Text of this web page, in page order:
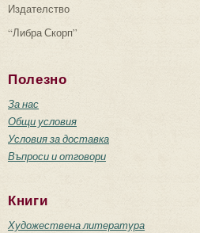
Издателство
“Либра Скорп”
Полезно
За нас
Общи условия
Условия за доставка
Въпроси и отговори
Книги
Художествена литература